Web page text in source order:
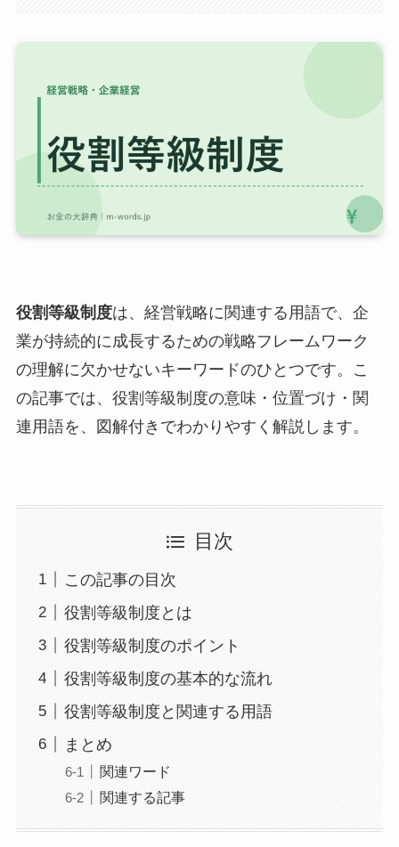
役割等級制度は、経営戦略に関連する用語で、企
業が持続的に成長するための戦略フレームワーク
の理解に欠かせないキーワードのひとつです。こ
の記事では、役割等級制度の意味・位置づけ・関
連用語を、図解付きでわかりやすく解説します。
目次
この記事の目次
役割等級制度とは
役割等級制度のポイント
役割等級制度の基本的な流れ
役割等級制度と関連する用語
まとめ
関連ワード
関連する記事